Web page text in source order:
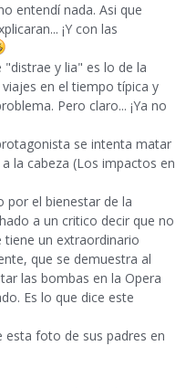
entendí nada. Asi que
¡Y con las
y lia" es lo de la
en el tiempo típica y
Pero claro... ¡Ya no
se intenta matar
la cabeza (Los impactos en
por el bienestar de la
a un critico decir que no
tiene un extraordinario
que se demuestra al
las bombas en la Opera
Es lo que dice este
esta foto de sus padres en